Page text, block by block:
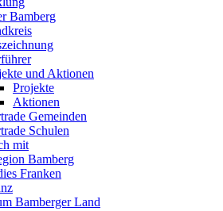
Bamberg
und Aktionen
Projekte
Aktionen
Gemeinden
Schulen
mit
Bamberg
Franken
Bamberger Land